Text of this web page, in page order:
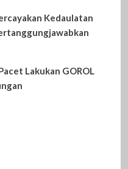
Kedaulatan
Lakukan GOROL